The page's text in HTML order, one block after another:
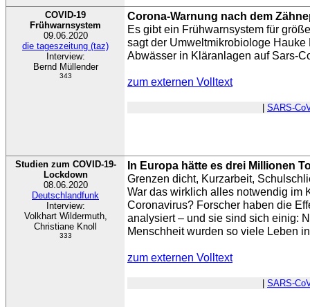
COVID-19
Frühwarnsystem
09.06.2020
die tageszeitung (taz)
Interview:
Bernd Müllender
343
Corona-Warnung nach dem
Es gibt ein Frühwarnsystem für
sagt der Umweltmikrobiologe Hauke
Abwässer in Kläranlagen auf Sars-
zum externen Volltext
SARS-
Studien zum COVID-19-
Lockdown
08.06.2020
Deutschlandfunk
Interview:
Volkhart Wildermuth,
Christiane Knoll
333
In Europa hätte es drei Millionen
Grenzen dicht, Kurzarbeit,
War das wirklich alles notwendig im
Coronavirus? Forscher haben die
analysiert – und sie sind sich einig:
Menschheit wurden so viele Leben
zum externen Volltext
SARS-